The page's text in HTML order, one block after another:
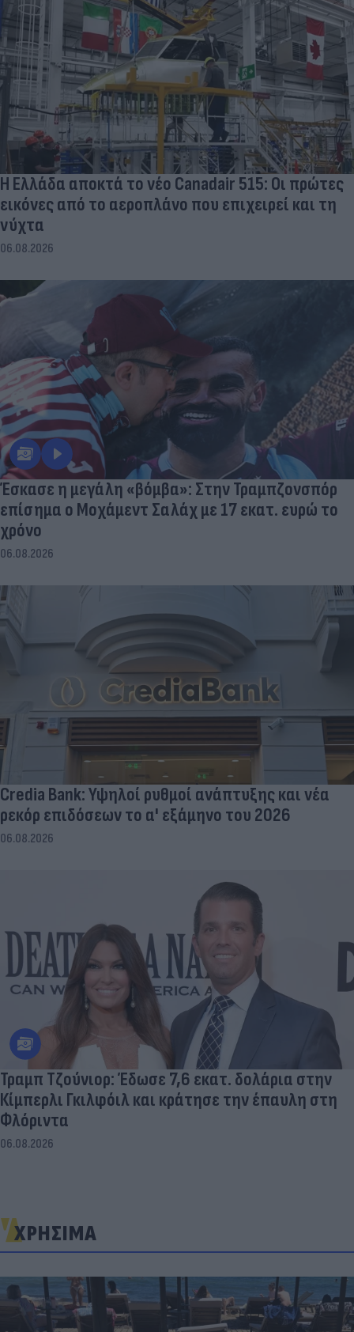
Η Ελλάδα αποκτά το νέο Canadair 515: Οι πρώτες
εικόνες από το αεροπλάνο που επιχειρεί και τη
νύχτα
06.08.2026
Έσκασε η μεγάλη «βόμβα»: Στην Τραμπζονσπόρ
επίσημα ο Μοχάμεντ Σαλάχ με 17 εκατ. ευρώ το
χρόνο
06.08.2026
Credia Bank: Υψηλοί ρυθμοί ανάπτυξης και νέα
ρεκόρ επιδόσεων το α' εξάμηνο του 2026
06.08.2026
Τραμπ Τζούνιορ: Έδωσε 7,6 εκατ. δολάρια στην
Κίμπερλι Γκιλφόιλ και κράτησε την έπαυλη στη
Φλόριντα
06.08.2026
ΧΡΗΣΙΜΑ